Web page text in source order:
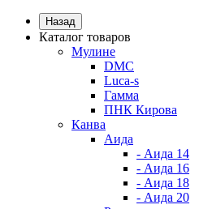
Назад
Каталог товаров
Мулине
DMC
Luca-s
Гамма
ПНК Кирова
Канва
Аида
- Аида 14
- Аида 16
- Аида 18
- Аида 20